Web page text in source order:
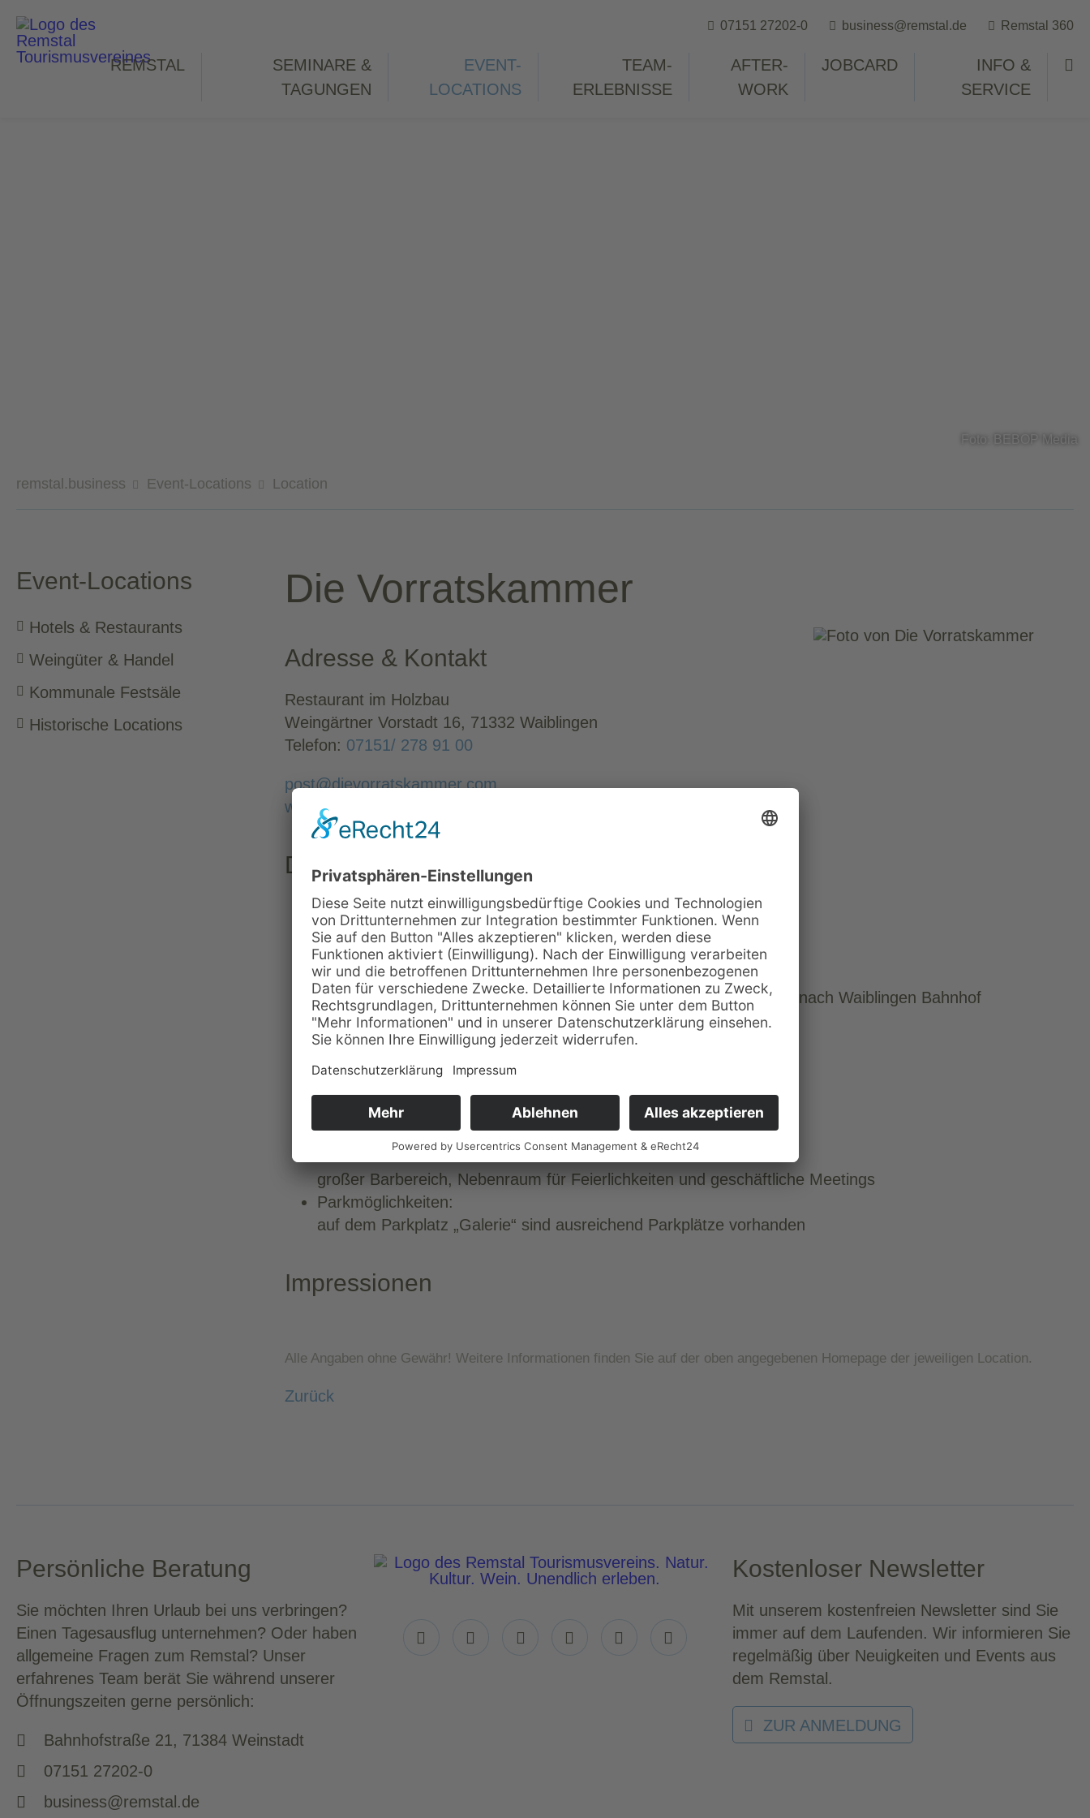
07151 27202-0 business@remstal.de Remstal 360
REMSTAL
SEMINARE &
TAGUNGEN
EVENT-
LOCATIONS
TEAM-
ERLEBNISSE
AFTER-
WORK
JOBCARD
INFO &
SERVICE
Foto: BEBOP Media
remstal.business Event-Locations Location
Event-Locations
Hotels & Restaurants
Weingüter & Handel
Kommunale Festsäle
Historische Locations
Die Vorratskammer
Adresse & Kontakt
Restaurant im Holzbau
Weingärtner Vorstadt 16, 71332 Waiblingen
Telefon: 07151/ 278 91 00
post@dievorratskammer.com
www.dievorratskammer.com
Details & Ausstattung
Für maximal 60 Personen geeignet
zusätzliches Nebenzimmer für 35 Personen
Für Hochzeiten geeignet
ÖPNV-Anbindung vorhanden
Bushaltestelle Waiblingen Galerie in 200m Entfernung, Verbindung nach Waiblingen Bahnhof
Technische Ausstattung:
darf mitgebracht werden
Catering & Verpflegung:
Außenbereich:
Terrasse mit 80 Sitzplätzen
großer Barbereich, Nebenraum für Feierlichkeiten und geschäftliche Meetings
Parkmöglichkeiten:
auf dem Parkplatz „Galerie“ sind ausreichend Parkplätze vorhanden
Impressionen
Alle Angaben ohne Gewähr! Weitere Informationen finden Sie auf der oben angegebenen Homepage der jeweiligen Location.
Zurück
Persönliche Beratung
Sie möchten Ihren Urlaub bei uns verbringen?
Einen Tagesausflug unternehmen? Oder haben
allgemeine Fragen zum Remstal? Unser
erfahrenes Team berät Sie während unserer
Öffnungszeiten gerne persönlich:
Bahnhofstraße 21, 71384 Weinstadt
07151 27202-0
business@remstal.de
Kostenloser Newsletter
Mit unserem kostenfreien Newsletter sind Sie
immer auf dem Laufenden. Wir informieren Sie
regelmäßig über Neuigkeiten und Events aus
dem Remstal.
ZUR ANMELDUNG